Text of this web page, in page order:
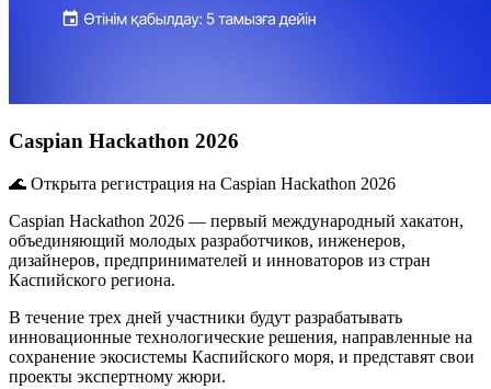
Caspian Hackathon 2026
🌊 Открыта регистрация на Caspian Hackathon 2026
Caspian Hackathon 2026 — первый международный хакатон,
объединяющий молодых разработчиков, инженеров,
дизайнеров, предпринимателей и инноваторов из стран
Каспийского региона.
В течение трех дней участники будут разрабатывать
инновационные технологические решения, направленные на
сохранение экосистемы Каспийского моря, и представят свои
проекты экспертному жюри.